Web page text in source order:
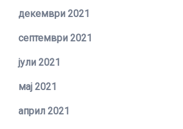
декември 2021
септември 2021
јули 2021
мај 2021
април 2021